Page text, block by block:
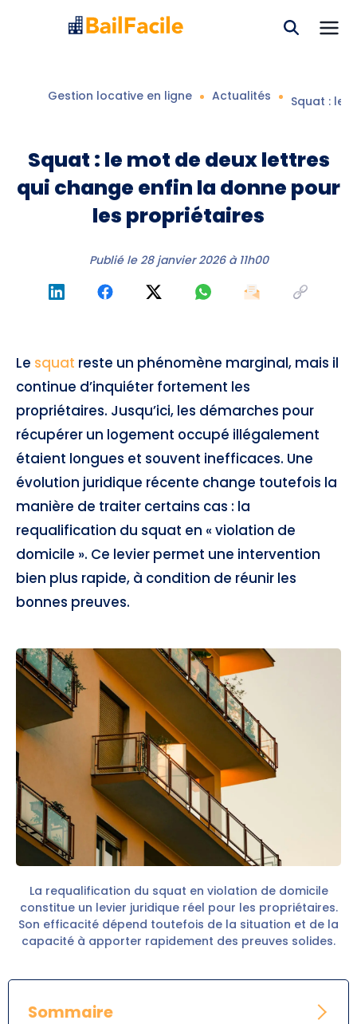
Gestion locative en ligne Actualités Squat : le
Squat : le mot de deux lettres
qui change enfin la donne pour
les propriétaires
Publié le 28 janvier 2026 à 11h00
Le squat reste un phénomène marginal, mais il
continue d’inquiéter fortement les
propriétaires. Jusqu’ici, les démarches pour
récupérer un logement occupé illégalement
étaient longues et souvent inefficaces. Une
évolution juridique récente change toutefois la
manière de traiter certains cas : la
requalification du squat en « violation de
domicile ». Ce levier permet une intervention
bien plus rapide, à condition de réunir les
bonnes preuves.
La requalification du squat en violation de domicile
constitue un levier juridique réel pour les propriétaires.
Son efficacité dépend toutefois de la situation et de la
capacité à apporter rapidement des preuves solides.
Sommaire